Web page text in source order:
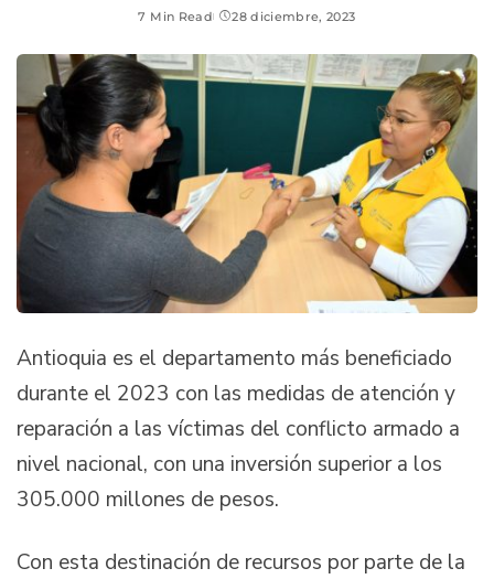
7 Min Read 28 diciembre, 2023
Antioquia es el departamento más beneficiado
durante el 2023 con las medidas de atención y
reparación a las víctimas del conflicto armado a
nivel nacional, con una inversión superior a los
305.000 millones de pesos.
Con esta destinación de recursos por parte de la